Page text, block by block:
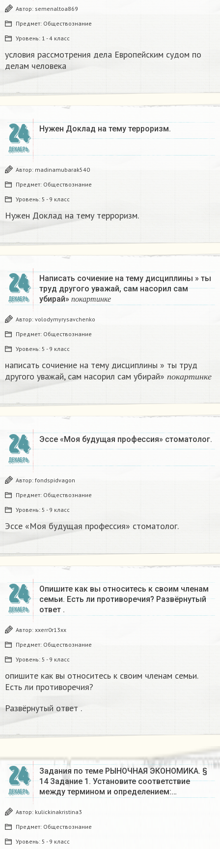
Автор: semenaltoa869
Предмет: Обществознание
Уровень: 1 - 4 класс
условия рассмотрения дела Европейским судом по
делам человека
24
ДЕКАБРЬ
Нужен Доклад на тему терроризм.
Автор: madinamubarak540
Предмет: Обществознание
Уровень: 5 - 9 класс
Нужен Доклад на тему терроризм.
24
ДЕКАБРЬ
Написать сочиение на тему дисциплины » ты
труд другого уважай, сам насорил сам
убирай»
по ка р т и н ке
п ок а р т инке
Автор: volodymyrysavchenko
Предмет: Обществознание
Уровень: 5 - 9 класс
написать сочиение на тему дисциплины » ты труд
другого уважай, сам насорил сам убирай»
п о ка р т и н ке
по арти
24
ДЕКАБРЬ
Эссе «Моя будущая профессия» стоматолог.
Автор: fondspidvagon
Предмет: Обществознание
Уровень: 5 - 9 класс
Эссе «Моя будущая профессия» стоматолог.
24
ДЕКАБРЬ
Опишите как вы относитесь к своим членам
семьи. Есть ли противоречия? Развёрнутый
ответ .
Автор: xxerr0r13xx
Предмет: Обществознание
Уровень: 5 - 9 класс
опишите как вы относитесь к своим членам семьи.
Есть ли противоречия?
Развёрнутый ответ .
24
ДЕКАБРЬ
Задания по теме РЫНОЧНАЯ ЭКОНОМИКА. §
14 Задание 1. Установите соответствие
между термином и определением:…
Автор: kulickinakristina3
Предмет: Обществознание
Уровень: 5 - 9 класс